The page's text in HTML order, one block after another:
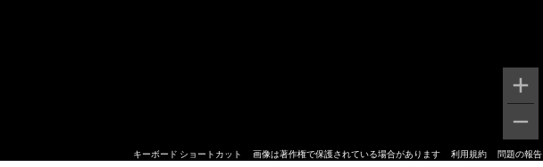
キーボード ショートカット 画像は著作権で保護されている場合があります 利用規約 問題の報告